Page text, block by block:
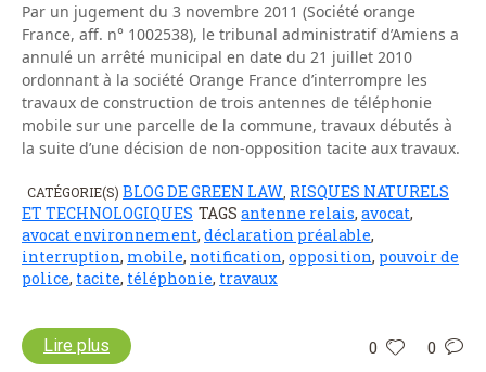
Par un jugement du 3 novembre 2011 (Société orange
France, aff. n° 1002538), le tribunal administratif d’Amiens a
annulé un arrêté municipal en date du 21 juillet 2010
ordonnant à la société Orange France d’interrompre les
travaux de construction de trois antennes de téléphonie
mobile sur une parcelle de la commune, travaux débutés à
la suite d’une décision de non-opposition tacite aux travaux.
CATÉGORIE(S) BLOG DE GREEN LAW, RISQUES NATURELS
ET TECHNOLOGIQUES TAGS antenne relais, avocat,
avocat environnement, déclaration préalable,
interruption, mobile, notification, opposition, pouvoir de
police, tacite, téléphonie, travaux
0 0
Lire plus